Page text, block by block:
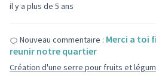
il y a plus de 5 ans
Nouveau commentaire : Merci a toi
reunir notre quartier
Création d'une serre pour fruits et